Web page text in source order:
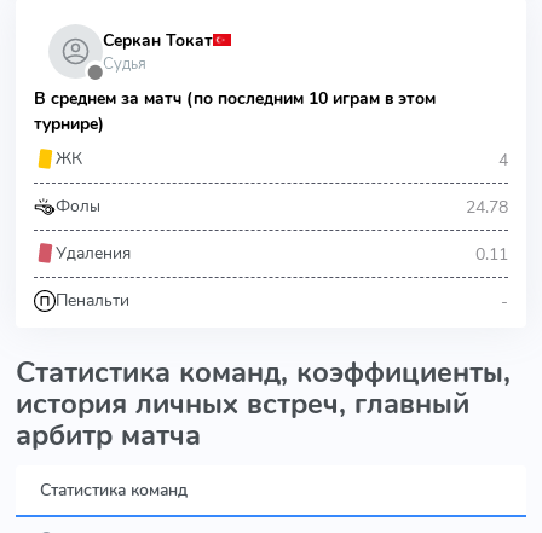
⬤
Серкан Токат
Судья
В среднем за матч (по последним 10 играм в этом
турнире)
ЖК
4
Фолы 24.78
Удаления 0.11
Пенальти -
Статистика команд, коэффициенты,
история личных встреч, главный
арбитр матча
Статистика команд